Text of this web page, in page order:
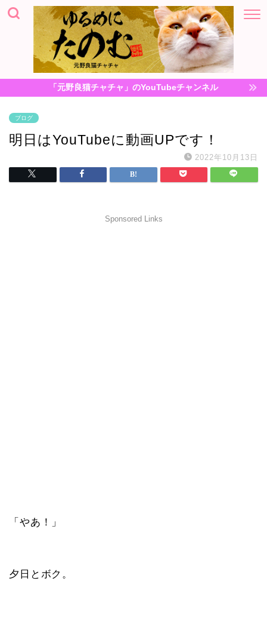
「元野良猫チャチャ」のYouTubeチャンネル
ブログ
明日はYouTubeに動画UPです！
2022年10月13日
Sponsored Links
「やあ！」
夕日とボク。